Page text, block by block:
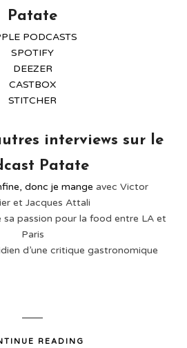
Patate
PODCASTS
SPOTIFY
DEEZER
CASTBOX
STITCHER
interviews sur le
Patate
donc je mange avec Victor
et Jacques Attali
sa passion pour la food entre LA et
Paris
d’une critique gastronomique
READING